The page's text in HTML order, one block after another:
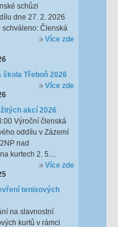
schůzi
dne 27. 2. 2026
schváleno: Členská
Více zde
škola Třeboň 2026
Více zde
akcí 2026
Výroční členská
oddílu v Zázemí
nad
kurtech 2. 5....
Více zde
tenisových
na slavnostní
kurtů v rámci